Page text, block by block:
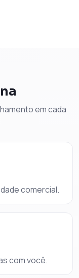
em cada
comercial.
com você.